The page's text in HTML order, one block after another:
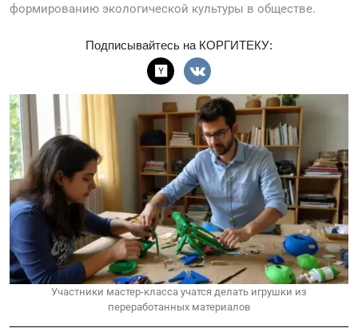
формированию экологической культуры в обществе.
Подписывайтесь на КОРГИТЕКУ:
Участники мастер-класса учатся делать игрушки из
переработанных материалов